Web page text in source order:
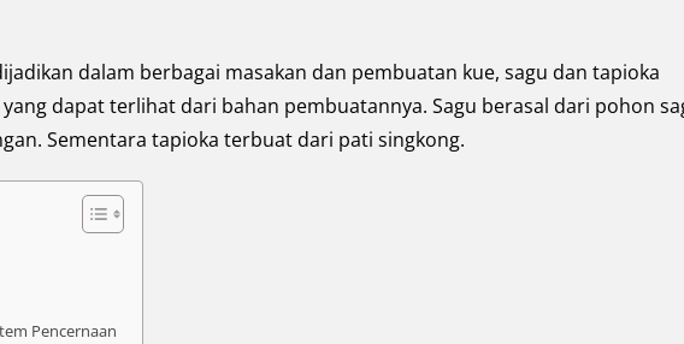
dalam berbagai masakan dan pembuatan kue, sagu dan tapioka
dapat terlihat dari bahan pembuatannya. Sagu berasal dari pohon
Sementara tapioka terbuat dari pati singkong.
Pencernaan